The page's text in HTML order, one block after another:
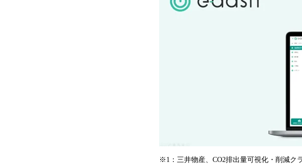
※1：三井物産、CO2排出量可視化・削減ク